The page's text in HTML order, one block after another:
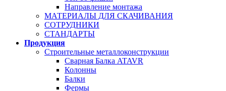
Направление монтажа
МАТЕРИАЛЫ ДЛЯ СКАЧИВАНИЯ
СОТРУДНИКИ
СТАНДАРТЫ
Продукция
Строительные металлоконструкции
Сварная Балка ATAVR
Колонны
Балки
Фермы